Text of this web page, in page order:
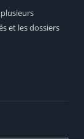
et les dossiers